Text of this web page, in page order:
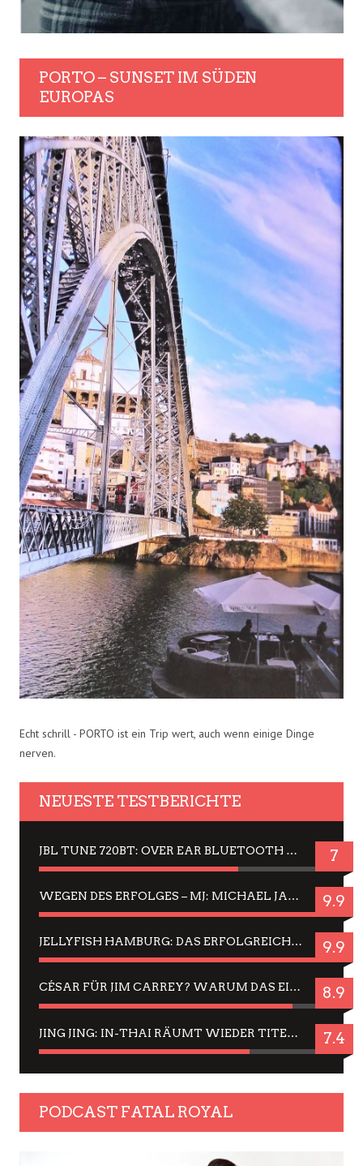
PORTO – SUNSET IM SÜDEN
EUROPAS
Echt schrill - PORTO ist ein Trip wert, auch wenn einige Dinge
nerven.
NEUESTE TESTBERICHTE
JBL TUNE 720BT: OVER EAR BLUETOOTH KOPFHÖRER UM DIE 50,-€ IM DAUER-TEST 7
WEGEN DES ERFOLGES – MJ: MICHAEL JACKSON MUSICAL IN EINER MATINEE SEHEN 9.9
JELLYFISH HAMBURG: DAS ERFOLGREICHE SOMMER-MENÜ 2025 IN GEFÜHLEN UND BILDERN 9.9
CÉSAR FÜR JIM CARREY? WARUM DAS EINER DER NERVIGSTEN ACTORS IST UND BLEIBT 8.9
JING JING: IN-THAI RÄUMT WIEDER TITEL AB – EIN ZWEI-STUNDEN-ERLEBNISBERICHT 7.4
PODCAST FATAL ROYAL